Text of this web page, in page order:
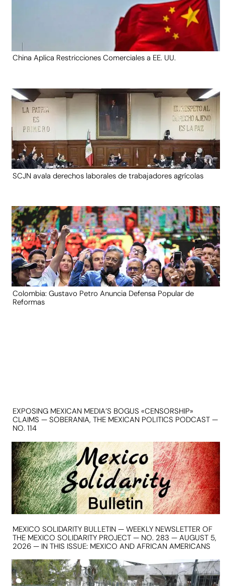
China Aplica Restricciones Comerciales a EE. UU.
SCJN avala derechos laborales de trabajadores agrícolas
Colombia: Gustavo Petro Anuncia Defensa Popular de
Reformas
EXPOSING MEXICAN MEDIA’S BOGUS «CENSORSHIP»
CLAIMS — SOBERANIA, THE MEXICAN POLITICS PODCAST —
NO. 114
MEXICO SOLIDARITY BULLETIN — WEEKLY NEWSLETTER OF
THE MEXICO SOLIDARITY PROJECT — NO. 283 — AUGUST 5,
2026 — IN THIS ISSUE: MEXICO AND AFRICAN AMERICANS